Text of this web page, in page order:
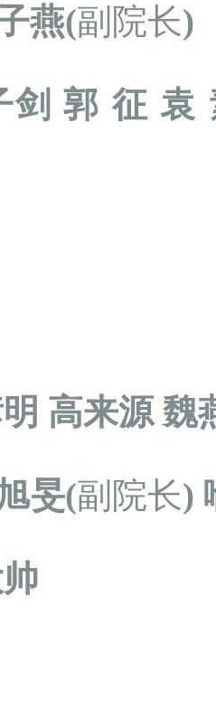
燕(副院长)
剑 郭 征 袁
高来源 魏
旻(副院长)